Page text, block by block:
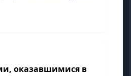
оказавшимися в